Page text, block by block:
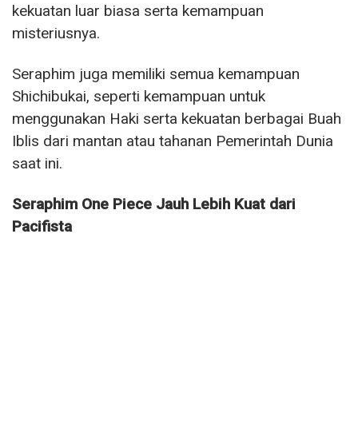
kekuatan luar biasa serta kemampuan
misteriusnya.
Seraphim juga memiliki semua kemampuan
Shichibukai, seperti kemampuan untuk
menggunakan Haki serta kekuatan berbagai Buah
Iblis dari mantan atau tahanan Pemerintah Dunia
saat ini.
Seraphim One Piece Jauh Lebih Kuat dari
Pacifista